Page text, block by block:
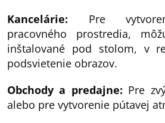
Kancelárie: Pre
pracovného prostredia,
inštalované pod stolom, v
podsvietenie obrazov.
Obchody a predajne: Pre
alebo pre vytvorenie pútavej